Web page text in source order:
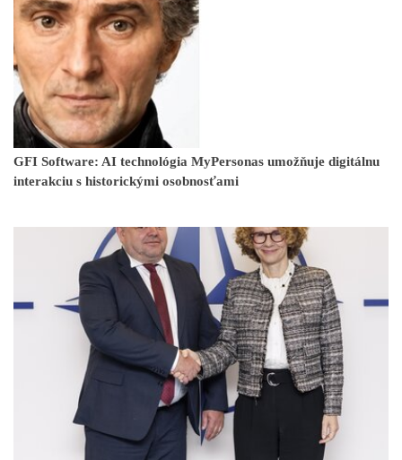
GFI Software: AI technológia MyPersonas umožňuje digitálnu
interakciu s historickými osobnosťami